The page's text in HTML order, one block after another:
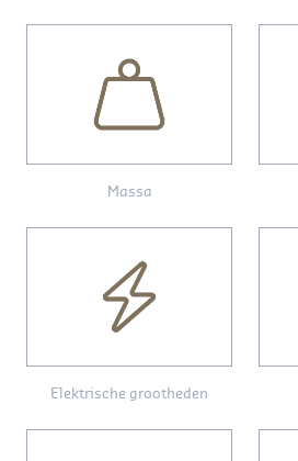
Massa
Elektrische grootheden